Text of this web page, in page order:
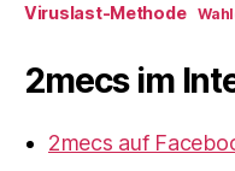
Viruslast-Methode
2mecs im
2mecs auf